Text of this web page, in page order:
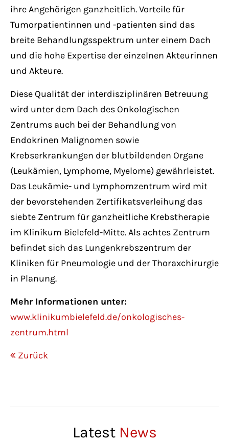
ihre Angehörigen ganzheitlich. Vorteile für
Tumorpatientinnen und -patienten sind das
breite Behandlungsspektrum unter einem Dach
und die hohe Expertise der einzelnen Akteurinnen
und Akteure.
Diese Qualität der interdisziplinären Betreuung
wird unter dem Dach des Onkologischen
Zentrums auch bei der Behandlung von
Endokrinen Malignomen sowie
Krebserkrankungen der blutbildenden Organe
(Leukämien, Lymphome, Myelome) gewährleistet.
Das Leukämie- und Lymphomzentrum wird mit
der bevorstehenden Zertifikatsverleihung das
siebte Zentrum für ganzheitliche Krebstherapie
im Klinikum Bielefeld-Mitte. Als achtes Zentrum
befindet sich das Lungenkrebszentrum der
Kliniken für Pneumologie und der Thoraxchirurgie
in Planung.
Mehr Informationen unter:
www.klinikumbielefeld.de/onkologisches-
zentrum.html
Zurück
Latest News